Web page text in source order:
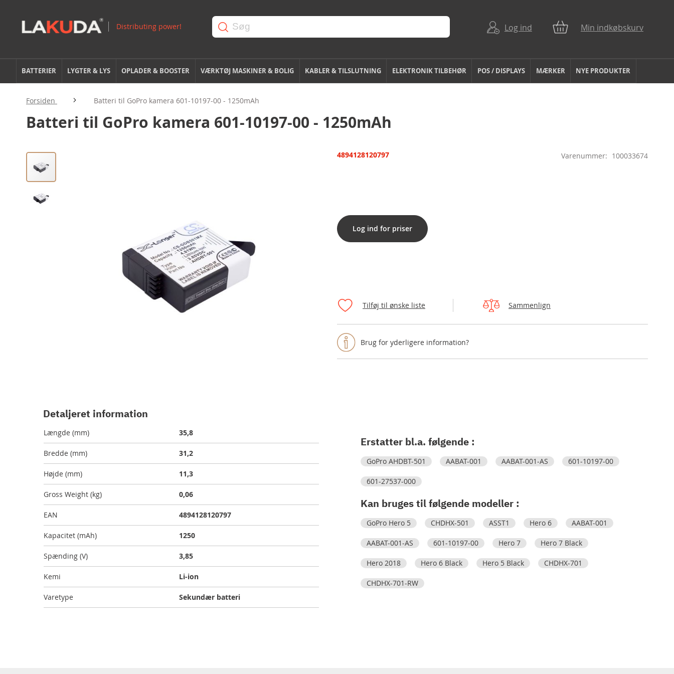
Log ind Min indkøbskurv
BATTERIER LYGTER & LYS OPLADER & BOOSTER VÆRKTØJ MASKINER & BOLIG KABLER & TILSLUTNING ELEKTRONIK TILBEHØR POS / DISPLAYS MÆRKER NYE PRODUKTER
Forsiden Batteri til GoPro kamera 601-10197-00 - 1250mAh
Batteri til GoPro kamera 601-10197-00 - 1250mAh
Tilføj til ønske liste Sammenlign
Brug for yderligere information?
4894128120797 Varenummer 100033674
Log ind for priser
Gå
slutningen
af
billedgalleriet
Detaljeret information
Længde (mm) 35,8
Bredde (mm) 31,2
Højde (mm) 11,3
Gross Weight (kg) 0,06
EAN 4894128120797
Kapacitet (mAh) 1250
Spænding (V) 3,85
Kemi Li-ion
Varetype Sekundær batteri
Erstatter bl.a. følgende :
GoPro AHDBT-501 AABAT-001 AABAT-001-AS 601-10197-00
601-27537-000
Kan bruges til følgende modeller :
GoPro Hero 5 CHDHX-501 ASST1 Hero 6 AABAT-001
AABAT-001-AS 601-10197-00 Hero 7 Hero 7 Black
Hero 2018 Hero 6 Black Hero 5 Black CHDHX-701
CHDHX-701-RW